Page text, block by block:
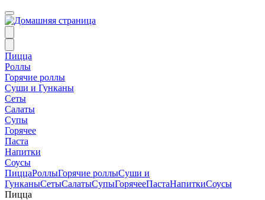
Пицца
Роллы
Горячие роллы
Суши и Гунканы
Сеты
Салаты
Супы
Горячее
Паста
Напитки
Соусы
ПиццаРоллыГорячие роллыСуши и
ГунканыСетыСалатыСупыГорячееПастаНапиткиСоусы
Пицца